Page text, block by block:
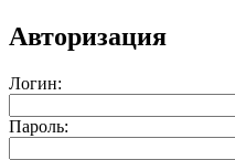
Авторизация
Логин:
Пароль: